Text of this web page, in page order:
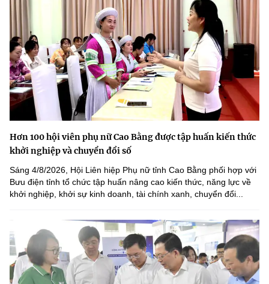
Hơn 100 hội viên phụ nữ Cao Bằng được tập huấn kiến thức
khởi nghiệp và chuyển đổi số
Sáng 4/8/2026, Hội Liên hiệp Phụ nữ tỉnh Cao Bằng phối hợp với
Bưu điện tỉnh tổ chức tập huấn nâng cao kiến thức, năng lực về
khởi nghiệp, khởi sự kinh doanh, tài chính xanh, chuyển đổi...